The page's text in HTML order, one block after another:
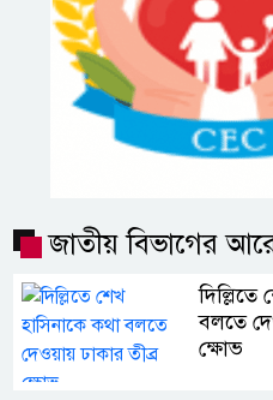
জাতীয় বিভাগের
বলতে
ক্ষোভ